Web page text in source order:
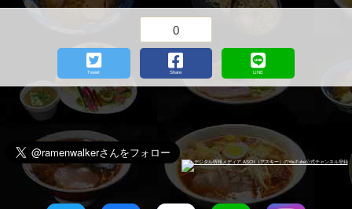
Tweet
0
Share LINE